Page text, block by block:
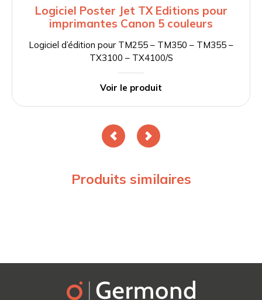
Logiciel Poster Jet TX Editions pour
imprimantes Canon 5 couleurs
Logiciel d’édition pour TM255 – TM350 – TM355 –
TX3100 – TX4100/S
Voir le produit
Produits similaires